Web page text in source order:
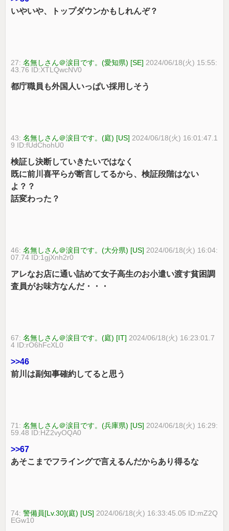
いやいや、トップダウンかもしれんぞ？
27:名無しさん＠涙目です。(愛知県) [SE] 2024/06/18(火) 15:55:
43.76 ID:XTLQwcNV0
都庁職員も外国人いっぱい採用しそう
43:名無しさん＠涙目です。(庭) [US] 2024/06/18(火) 16:01:47.1
9 ID:fUdChohU0
検証し決断していきたいではなく
既に前川喜平らが断言してるから、検証段階はない
よ？？
話変わった？
46:名無しさん＠涙目です。(大分県) [US] 2024/06/18(火) 16:04:
07.74 ID:1gjXnh2r0
アレなお店に通い詰めて女子高生のお小遣い渡す貧困調
査員がお味方なんだ・・・
67:名無しさん＠涙目です。(庭) [IT] 2024/06/18(火) 16:23:01.7
4 ID:rO6hFcXL0
>>46
前川は副知事確約してると思う
71:名無しさん＠涙目です。(兵庫県) [US] 2024/06/18(火) 16:29:
59.48 ID:HZ2vyOQA0
>>67
あそこまでフライングで言えるんだからあり得るな
74:警備員[Lv.30](庭) [US] 2024/06/18(火) 16:33:45.05 ID:mZ2Q
EGw10